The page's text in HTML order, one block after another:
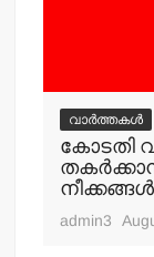
വാർത്തകൾ
കോടതി
admin3